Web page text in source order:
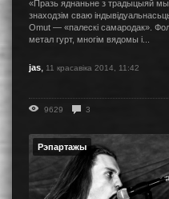
«Празь яднаньне з традыцыяй мы
знаходзім сваю
Omut — «палескі самародак».
метал гурт, многім вядомы і...
jas, 11 красавіка 2014, 11:42
9629 3
Рэпартажы